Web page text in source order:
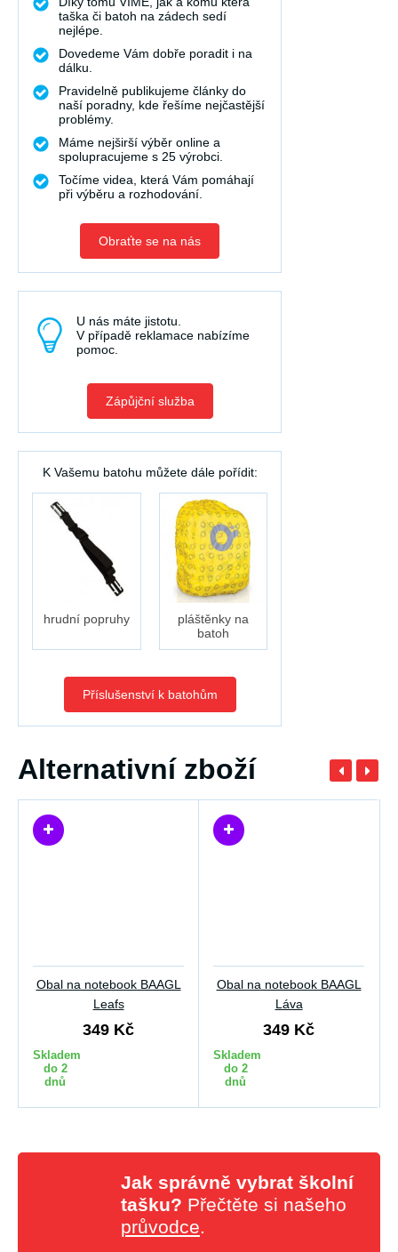
taška či batoh na zádech sedí
nejlépe.
Dovedeme Vám dobře poradit i na
dálku.
Pravidelně publikujeme články do
naší poradny, kde řešíme nejčastější
problémy.
Máme nejširší výběr online a
spolupracujeme s 25 výrobci.
Točíme videa, která Vám pomáhají
při výběru a rozhodování.
Obraťte se na nás
U nás máte jistotu.
V případě reklamace nabízíme
pomoc.
Zápůjční služba
K Vašemu batohu můžete dále pořídit:
hrudní popruhy
pláštěnky na
batoh
Příslušenství k batohům
Alternativní zboží
Obal na notebook BAAGL
Leafs
349 Kč
Skladem
do 2
dnů
Obal na notebook BAAGL
Láva
349 Kč
Skladem
do 2
dnů
Jak správně vybrat školní
tašku? Přečtěte si našeho
průvodce.